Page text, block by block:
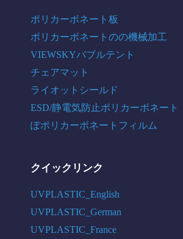
ポリカーボネート板
ポリカーボネートのの機械加工
VIEWSKYバブルテント
チェアマット
ライオットシールド
ESD/静電気防止ポリカーボネート
ぽポリカーボネートフィルム
クイックリンク
UVPLASTIC_English
UVPLASTIC_German
UVPLASTIC_France